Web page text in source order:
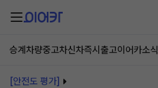
승계차량중고차신차즉시출고이어카소식
[안전도 평가]